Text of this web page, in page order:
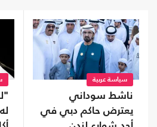
سياسة عربية
ناشط سوداني
يعترض حاكم دبي في